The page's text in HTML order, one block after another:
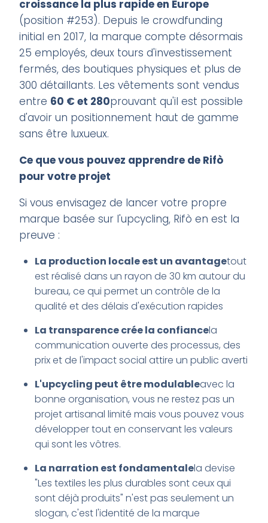
croissance la plus rapide en Europe
(position #253). Depuis le crowdfunding
initial en 2017, la marque compte désormais
25 employés, deux tours d'investissement
fermés, des boutiques physiques et plus de
300 détaillants. Les vêtements sont vendus
entre 60 € et 280prouvant qu'il est possible
d'avoir un positionnement haut de gamme
sans être luxueux.
Ce que vous pouvez apprendre de Rifò
pour votre projet
Si vous envisagez de lancer votre propre
marque basée sur l'upcycling, Rifò en est la
preuve :
La production locale est un avantagetout
est réalisé dans un rayon de 30 km autour du
bureau, ce qui permet un contrôle de la
qualité et des délais d'exécution rapides
La transparence crée la confiancela
communication ouverte des processus, des
prix et de l'impact social attire un public averti
L'upcycling peut être modulableavec la
bonne organisation, vous ne restez pas un
projet artisanal limité mais vous pouvez vous
développer tout en conservant les valeurs
qui sont les vôtres.
La narration est fondamentalela devise
"Les textiles les plus durables sont ceux qui
sont déjà produits" n'est pas seulement un
slogan, c'est l'identité de la marque